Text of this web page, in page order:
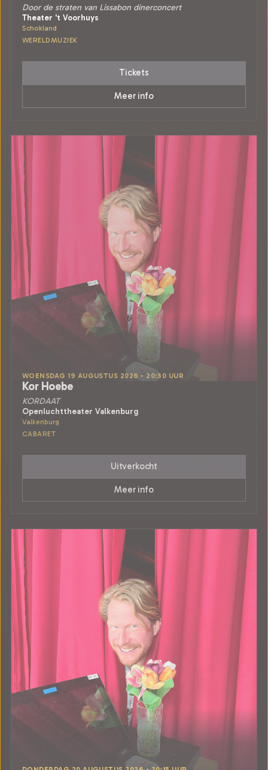
Door de straten van Lissabon dinerconcert
Theater 't Voorhuys
Schokland
WERELDMUZIEK
Tickets
Meer info
WOENSDAG 19 AUGUSTUS 2026 • 20:30 UUR
Kor Hoebe
KORDAAT
Openluchttheater Valkenburg
Valkenburg
CABARET
Uitverkocht
Meer info